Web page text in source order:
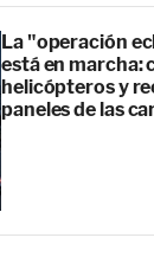
La "operación
está en marcha:
helicópteros y
paneles de las